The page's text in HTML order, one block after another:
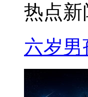
热点新
六岁